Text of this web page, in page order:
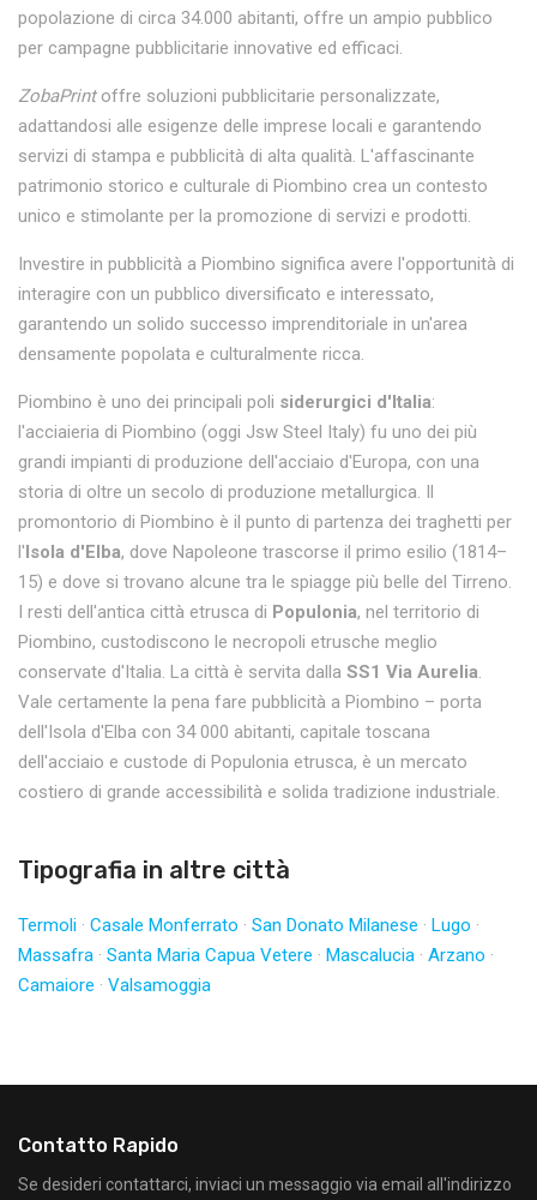
popolazione di circa 34.000 abitanti, offre un ampio pubblico
per campagne pubblicitarie innovative ed efficaci.
ZobaPrintoffre soluzioni pubblicitarie personalizzate,
adattandosi alle esigenze delle imprese locali e garantendo
servizi di stampa e pubblicità di alta qualità. L'affascinante
patrimonio storico e culturale di Piombino crea un contesto
unico e stimolante per la promozione di servizi e prodotti.
Investire in pubblicità a Piombino significa avere l'opportunità di
interagire con un pubblico diversificato e interessato,
garantendo un solido successo imprenditoriale in un'area
densamente popolata e culturalmente ricca.
Piombino è uno dei principali poli siderurgici d'Italia:
l'acciaieria di Piombino (oggi Jsw Steel Italy) fu uno dei più
grandi impianti di produzione dell'acciaio d'Europa, con una
storia di oltre un secolo di produzione metallurgica. Il
promontorio di Piombino è il punto di partenza dei traghetti per
l'Isola d'Elba, dove Napoleone trascorse il primo esilio (1814–
15) e dove si trovano alcune tra le spiagge più belle del Tirreno.
I resti dell'antica città etrusca di Populonia, nel territorio di
Piombino, custodiscono le necropoli etrusche meglio
conservate d'Italia. La città è servita dalla SS1 Via Aurelia.
Vale certamente la pena fare pubblicità a Piombino – porta
dell'Isola d'Elba con 34 000 abitanti, capitale toscana
dell'acciaio e custode di Populonia etrusca, è un mercato
costiero di grande accessibilità e solida tradizione industriale.
Tipografia in altre città
Termoli · Casale Monferrato · San Donato Milanese · Lugo ·
Massafra · Santa Maria Capua Vetere · Mascalucia · Arzano ·
Camaiore · Valsamoggia
Contatto Rapido
Se desideri contattarci, inviaci un messaggio via email all'indirizzo